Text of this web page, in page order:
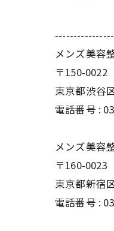
メンズ美容
〒150-0022
東京都渋谷
電話番号 :
メンズ美容
〒160-0023
東京都新宿
電話番号 :